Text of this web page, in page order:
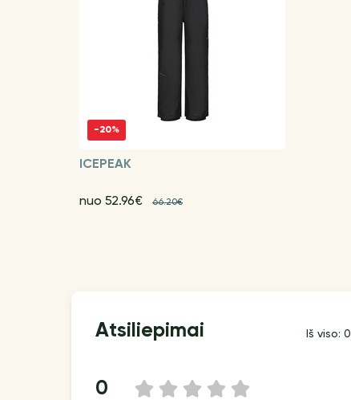
-20%
ICEPEAK
nuo 52.96€ 66.20€
Atsiliepimai Iš viso: 0
0 5
4
3
2
1